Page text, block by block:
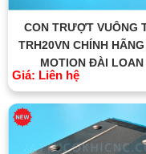
CON TRƯỢT VUÔNG
TRH20VN CHÍNH
MOTION ĐÀI LOAN
Giá: Liên hệ